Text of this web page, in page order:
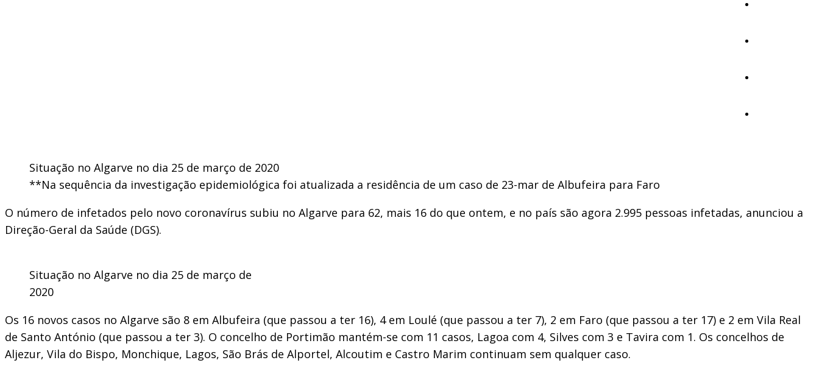
Situação no Algarve no dia 25 de março de 2020
**Na sequência da investigação epidemiológica foi atualizada a residência de um caso de 23-mar de Albufeira para Faro
O número de infetados pelo novo coronavírus subiu no Algarve para 62, mais 16 do que ontem, e no país são agora 2.995 pessoas infetadas, anunciou a
Direção-Geral da Saúde (DGS).
Situação no Algarve no dia 25 de março de
2020
Os 16 novos casos no Algarve são 8 em Albufeira (que passou a ter 16), 4 em Loulé (que passou a ter 7), 2 em Faro (que passou a ter 17) e 2 em Vila Real
de Santo António (que passou a ter 3). O concelho de Portimão mantém-se com 11 casos, Lagoa com 4, Silves com 3 e Tavira com 1. Os concelhos de
Aljezur, Vila do Bispo, Monchique, Lagos, São Brás de Alportel, Alcoutim e Castro Marim continuam sem qualquer caso.